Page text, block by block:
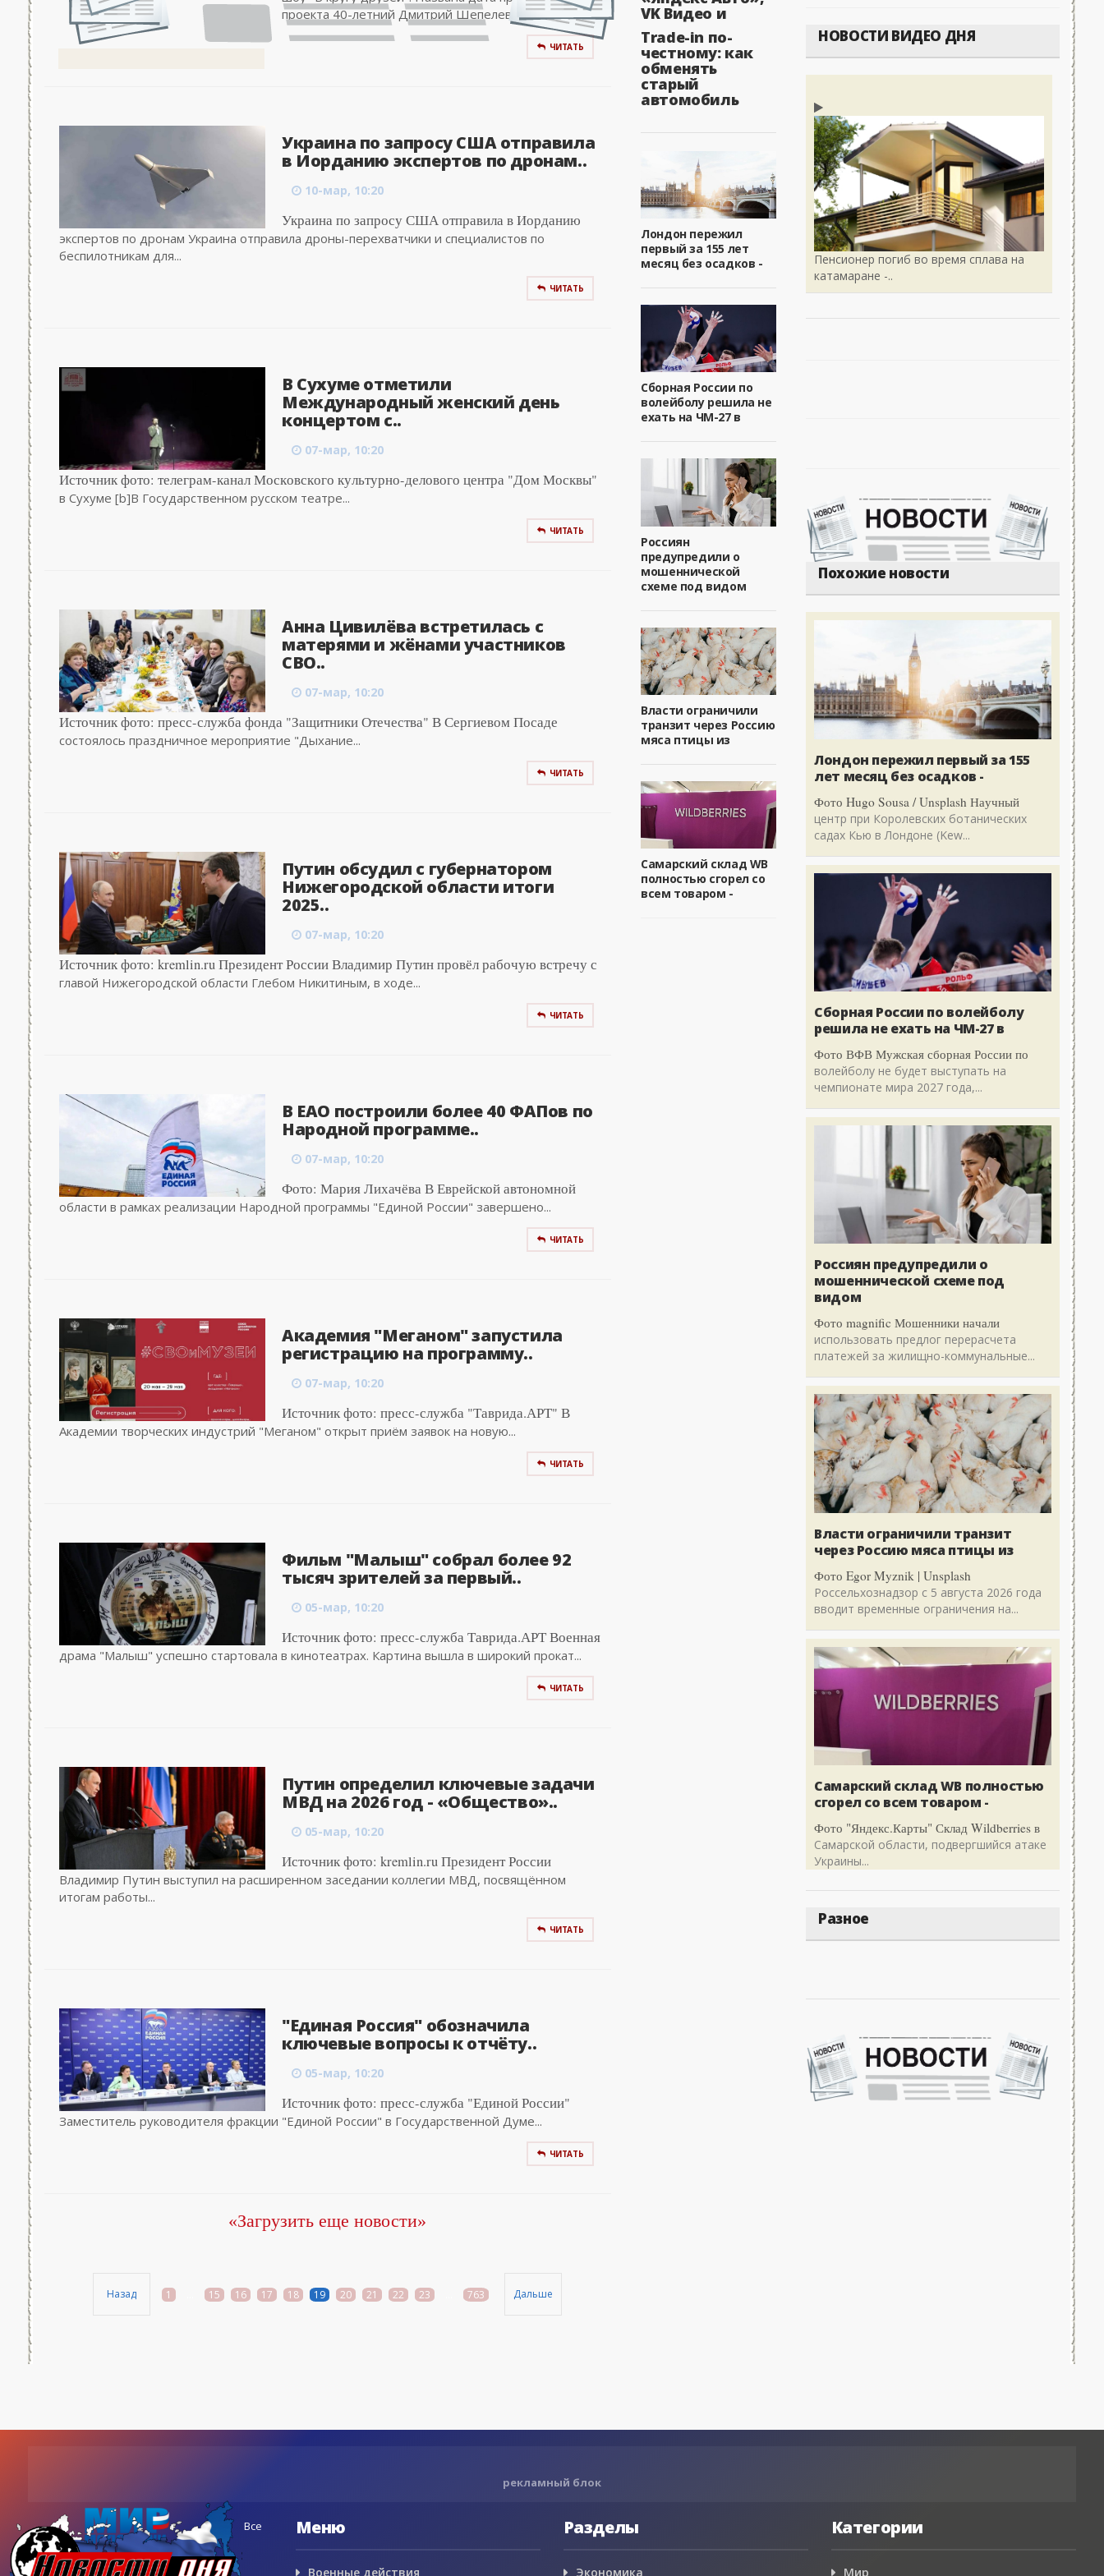
проекта 40-летний Дмитрий Шепелев...
ЧИТАТЬ
Украина по запросу США отправила
в Иорданию экспертов по дронам..
10-мар, 10:20
Украина по запросу США отправила в Иорданию
экспертов по дронам Украина отправила дроны-перехватчики и специалистов по
беспилотникам для...
ЧИТАТЬ
В Сухуме отметили
Международный женский день
концертом с..
07-мар, 10:20
Источник фото: телеграм-канал Московского культурно-делового центра "Дом Москвы"
в Сухуме [b]В Государственном русском театре...
ЧИТАТЬ
Анна Цивилёва встретилась с
матерями и жёнами участников
СВО..
07-мар, 10:20
Источник фото: пресс-служба фонда "Защитники Отечества" В Сергиевом Посаде
состоялось праздничное мероприятие "Дыхание...
ЧИТАТЬ
Путин обсудил с губернатором
Нижегородской области итоги
2025..
07-мар, 10:20
Источник фото: kremlin.ru Президент России Владимир Путин провёл рабочую встречу с
главой Нижегородской области Глебом Никитиным, в ходе...
ЧИТАТЬ
В ЕАО построили более 40 ФАПов по
Народной программе..
07-мар, 10:20
Фото: Мария Лихачёва В Еврейской автономной
области в рамках реализации Народной программы "Единой России" завершено...
ЧИТАТЬ
Академия "Меганом" запустила
регистрацию на программу..
07-мар, 10:20
Источник фото: пресс-служба "Таврида.АРТ" В
Академии творческих индустрий "Меганом" открыт приём заявок на новую...
ЧИТАТЬ
Фильм "Малыш" собрал более 92
тысяч зрителей за первый..
05-мар, 10:20
Источник фото: пресс-служба Таврида.АРТ Военная
драма "Малыш" успешно стартовала в кинотеатрах. Картина вышла в широкий прокат...
ЧИТАТЬ
Путин определил ключевые задачи
МВД на 2026 год - «Общество»..
05-мар, 10:20
Источник фото: kremlin.ru Президент России
Владимир Путин выступил на расширенном заседании коллегии МВД, посвящённом
итогам работы...
ЧИТАТЬ
"Единая Россия" обозначила
ключевые вопросы к отчёту..
05-мар, 10:20
Источник фото: пресс-служба "Единой России"
Заместитель руководителя фракции "Единой России" в Государственной Думе...
ЧИТАТЬ
«Загрузить еще новости»
Назад 1 15 16 17 18 19 20 21 22 23 763 Дальше
VK Видео и
Trade-in по-
честному: как
обменять
старый
автомобиль
Лондон пережил
первый за 155 лет
месяц без осадков -
Сборная России по
волейболу решила не
ехать на ЧМ-27 в
Россиян
предупредили о
мошеннической
схеме под видом
Власти ограничили
транзит через Россию
мяса птицы из
Самарский склад WB
полностью сгорел со
всем товаром -
НОВОСТИ ВИДЕО ДНЯ
Пенсионер погиб во время сплава на
катамаране -..
Похожие новости
Лондон пережил первый за 155
лет месяц без осадков -
Фото Hugo Sousa / Unsplash Научный
центр при Королевских ботанических
садах Кью в Лондоне (Kew...
Сборная России по волейболу
решила не ехать на ЧМ-27 в
Фото ВФВ Мужская сборная России по
волейболу не будет выступать на
чемпионате мира 2027 года,...
Россиян предупредили о
мошеннической схеме под
видом
Фото magnific Мошенники начали
использовать предлог перерасчета
платежей за жилищно-коммунальные...
Власти ограничили транзит
через Россию мяса птицы из
Фото Egor Myznik | Unsplash
Россельхознадзор с 5 августа 2026 года
вводит временные ограничения на...
Самарский склад WB полностью
сгорел со всем товаром -
Фото "Яндекс.Карты" Склад Wildberries в
Самарской области, подвергшийся атаке
Украины...
Разное
рекламный блок
Все Меню
Военные действия
Разделы
Экономика
Категории
Мир